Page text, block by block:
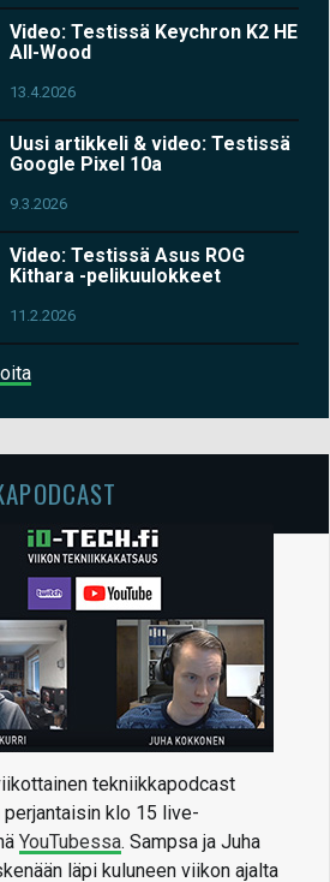
Video: Testissä Keychron K2 HE
All-Wood
13.4.2026
Uusi artikkeli & video: Testissä
Google Pixel 10a
9.3.2026
Video: Testissä Asus ROG
Kithara -pelikuulokkeet
11.2.2026
tekniikkapodcast
perjantaisin klo 15 live-
YouTubessa. Sampsa ja Juha
läpi kuluneen viikon ajalta